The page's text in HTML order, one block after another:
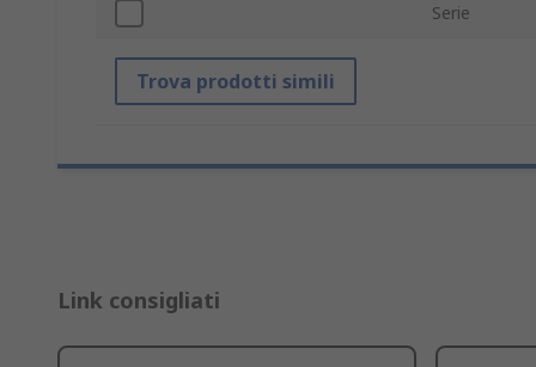
Serie
Trova prodotti simili
Link consigliati